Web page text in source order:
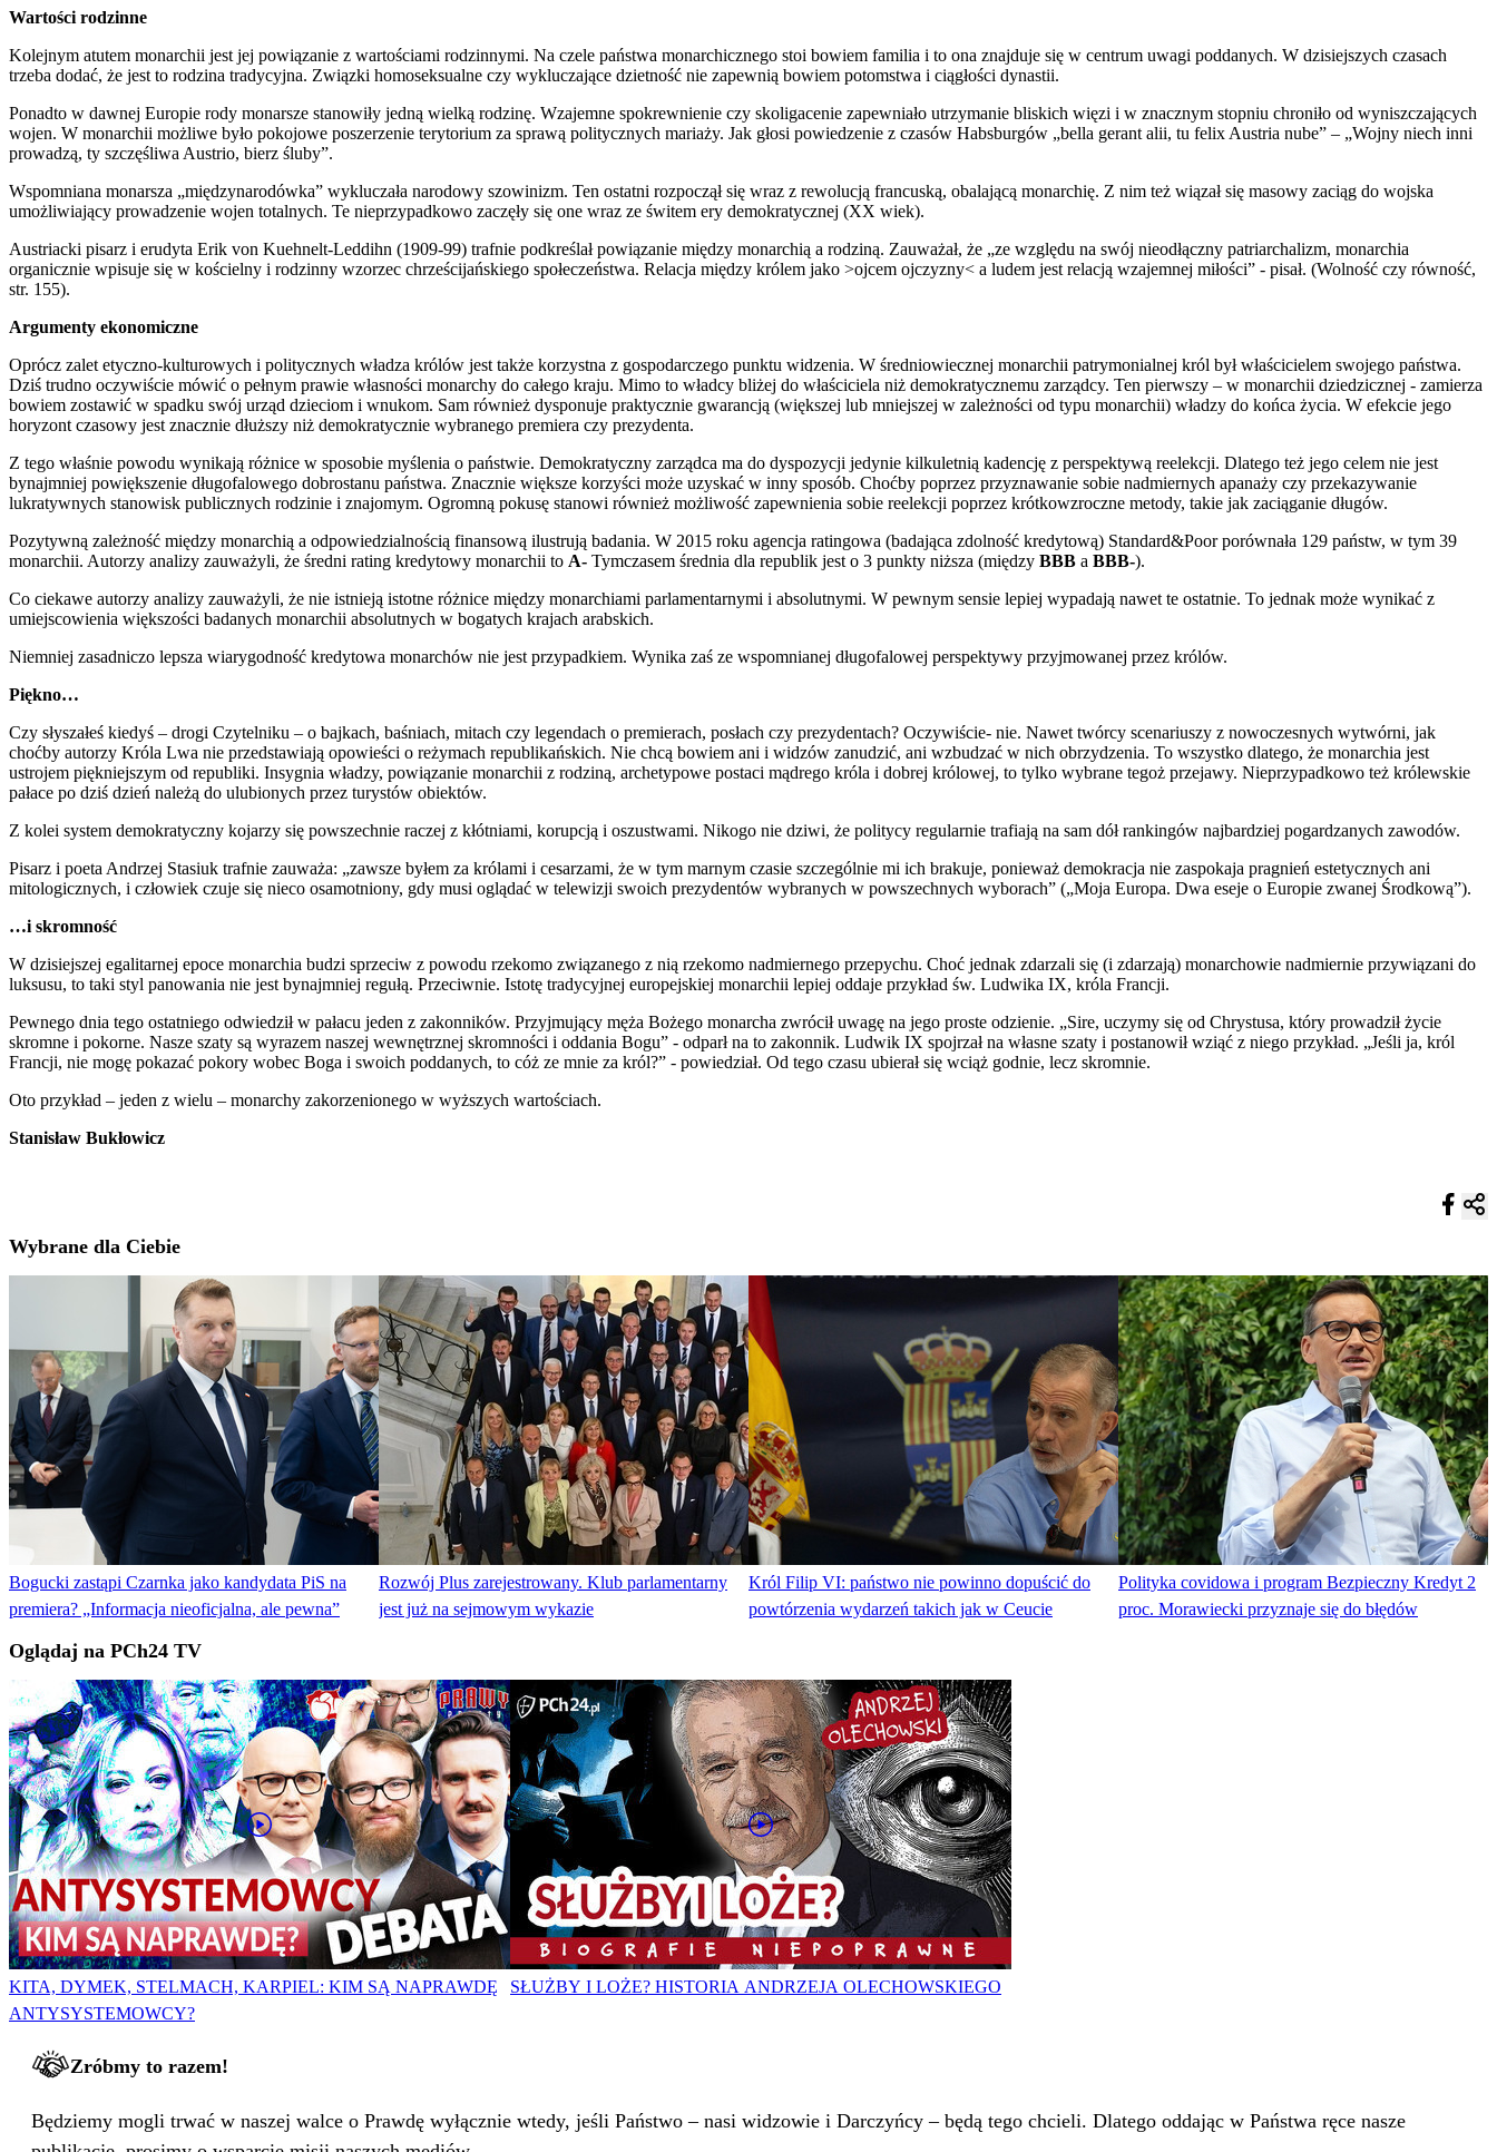
Wartości rodzinne
Kolejnym atutem monarchii jest jej powiązanie z wartościami rodzinnymi. Na czele państwa monarchicznego stoi bowiem familia i to ona znajduje się w centrum uwagi poddanych. W dzisiejszych czasach
trzeba dodać, że jest to rodzina tradycyjna. Związki homoseksualne czy wykluczające dzietność nie zapewnią bowiem potomstwa i ciągłości dynastii.
Ponadto w dawnej Europie rody monarsze stanowiły jedną wielką rodzinę. Wzajemne spokrewnienie czy skoligacenie zapewniało utrzymanie bliskich więzi i w znacznym stopniu chroniło od wyniszczających
wojen. W monarchii możliwe było pokojowe poszerzenie terytorium za sprawą politycznych mariaży. Jak głosi powiedzenie z czasów Habsburgów „bella gerant alii, tu felix Austria nube” – „Wojny niech inni
prowadzą, ty szczęśliwa Austrio, bierz śluby”.
Wspomniana monarsza „międzynarodówka” wykluczała narodowy szowinizm. Ten ostatni rozpoczął się wraz z rewolucją francuską, obalającą monarchię. Z nim też wiązał się masowy zaciąg do wojska
umożliwiający prowadzenie wojen totalnych. Te nieprzypadkowo zaczęły się one wraz ze świtem ery demokratycznej (XX wiek).
Austriacki pisarz i erudyta Erik von Kuehnelt-Leddihn (1909-99) trafnie podkreślał powiązanie między monarchią a rodziną. Zauważał, że „ze względu na swój nieodłączny patriarchalizm, monarchia
organicznie wpisuje się w kościelny i rodzinny wzorzec chrześcijańskiego społeczeństwa. Relacja między królem jako >ojcem ojczyzny< a ludem jest relacją wzajemnej miłości” - pisał. (Wolność czy równość,
str. 155).
Argumenty ekonomiczne
Oprócz zalet etyczno-kulturowych i politycznych władza królów jest także korzystna z gospodarczego punktu widzenia. W średniowiecznej monarchii patrymonialnej król był właścicielem swojego państwa.
Dziś trudno oczywiście mówić o pełnym prawie własności monarchy do całego kraju. Mimo to władcy bliżej do właściciela niż demokratycznemu zarządcy. Ten pierwszy – w monarchii dziedzicznej - zamierza
bowiem zostawić w spadku swój urząd dzieciom i wnukom. Sam również dysponuje praktycznie gwarancją (większej lub mniejszej w zależności od typu monarchii) władzy do końca życia. W efekcie jego
horyzont czasowy jest znacznie dłuższy niż demokratycznie wybranego premiera czy prezydenta.
Z tego właśnie powodu wynikają różnice w sposobie myślenia o państwie. Demokratyczny zarządca ma do dyspozycji jedynie kilkuletnią kadencję z perspektywą reelekcji. Dlatego też jego celem nie jest
bynajmniej powiększenie długofalowego dobrostanu państwa. Znacznie większe korzyści może uzyskać w inny sposób. Choćby poprzez przyznawanie sobie nadmiernych apanaży czy przekazywanie
lukratywnych stanowisk publicznych rodzinie i znajomym. Ogromną pokusę stanowi również możliwość zapewnienia sobie reelekcji poprzez krótkowzroczne metody, takie jak zaciąganie długów.
Pozytywną zależność między monarchią a odpowiedzialnością finansową ilustrują badania. W 2015 roku agencja ratingowa (badająca zdolność kredytową) Standard&Poor porównała 129 państw, w tym 39
monarchii. Autorzy analizy zauważyli, że średni rating kredytowy monarchii to A- Tymczasem średnia dla republik jest o 3 punkty niższa (między BBB a BBB-).
Co ciekawe autorzy analizy zauważyli, że nie istnieją istotne różnice między monarchiami parlamentarnymi i absolutnymi. W pewnym sensie lepiej wypadają nawet te ostatnie. To jednak może wynikać z
umiejscowienia większości badanych monarchii absolutnych w bogatych krajach arabskich.
Niemniej zasadniczo lepsza wiarygodność kredytowa monarchów nie jest przypadkiem. Wynika zaś ze wspomnianej długofalowej perspektywy przyjmowanej przez królów.
Piękno…
Czy słyszałeś kiedyś – drogi Czytelniku – o bajkach, baśniach, mitach czy legendach o premierach, posłach czy prezydentach? Oczywiście- nie. Nawet twórcy scenariuszy z nowoczesnych wytwórni, jak
choćby autorzy Króla Lwa nie przedstawiają opowieści o reżymach republikańskich. Nie chcą bowiem ani i widzów zanudzić, ani wzbudzać w nich obrzydzenia. To wszystko dlatego, że monarchia jest
ustrojem piękniejszym od republiki. Insygnia władzy, powiązanie monarchii z rodziną, archetypowe postaci mądrego króla i dobrej królowej, to tylko wybrane tegoż przejawy. Nieprzypadkowo też królewskie
pałace po dziś dzień należą do ulubionych przez turystów obiektów.
Z kolei system demokratyczny kojarzy się powszechnie raczej z kłótniami, korupcją i oszustwami. Nikogo nie dziwi, że politycy regularnie trafiają na sam dół rankingów najbardziej pogardzanych zawodów.
Pisarz i poeta Andrzej Stasiuk trafnie zauważa: „zawsze byłem za królami i cesarzami, że w tym marnym czasie szczególnie mi ich brakuje, ponieważ demokracja nie zaspokaja pragnień estetycznych ani
mitologicznych, i człowiek czuje się nieco osamotniony, gdy musi oglądać w telewizji swoich prezydentów wybranych w powszechnych wyborach” („Moja Europa. Dwa eseje o Europie zwanej Środkową”).
…i skromność
W dzisiejszej egalitarnej epoce monarchia budzi sprzeciw z powodu rzekomo związanego z nią rzekomo nadmiernego przepychu. Choć jednak zdarzali się (i zdarzają) monarchowie nadmiernie przywiązani do
luksusu, to taki styl panowania nie jest bynajmniej regułą. Przeciwnie. Istotę tradycyjnej europejskiej monarchii lepiej oddaje przykład św. Ludwika IX, króla Francji.
Pewnego dnia tego ostatniego odwiedził w pałacu jeden z zakonników. Przyjmujący męża Bożego monarcha zwrócił uwagę na jego proste odzienie. „Sire, uczymy się od Chrystusa, który prowadził życie
skromne i pokorne. Nasze szaty są wyrazem naszej wewnętrznej skromności i oddania Bogu” - odparł na to zakonnik. Ludwik IX spojrzał na własne szaty i postanowił wziąć z niego przykład. „Jeśli ja, król
Francji, nie mogę pokazać pokory wobec Boga i swoich poddanych, to cóż ze mnie za król?” - powiedział. Od tego czasu ubierał się wciąż godnie, lecz skromnie.
Oto przykład – jeden z wielu – monarchy zakorzenionego w wyższych wartościach.
Stanisław Bukłowicz
Wybrane dla Ciebie
Bogucki zastąpi Czarnka jako kandydata PiS na
premiera? „Informacja nieoficjalna, ale pewna”
Rozwój Plus zarejestrowany. Klub parlamentarny
jest już na sejmowym wykazie
Król Filip VI: państwo nie powinno dopuścić do
powtórzenia wydarzeń takich jak w Ceucie
Polityka covidowa i program Bezpieczny Kredyt 2
proc. Morawiecki przyznaje się do błędów
Oglądaj na PCh24 TV
KITA, DYMEK, STELMACH, KARPIEL: KIM SĄ NAPRAWDĘ
ANTYSYSTEMOWCY?
SŁUŻBY I LOŻE? HISTORIA ANDRZEJA OLECHOWSKIEGO
Zróbmy to razem!
Będziemy mogli trwać w naszej walce o Prawdę wyłącznie wtedy, jeśli Państwo – nasi widzowie i Darczyńcy – będą tego chcieli. Dlatego oddając w Państwa ręce nasze